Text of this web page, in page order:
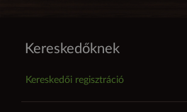
Kereskedőknek
Kereskedői regisztráció